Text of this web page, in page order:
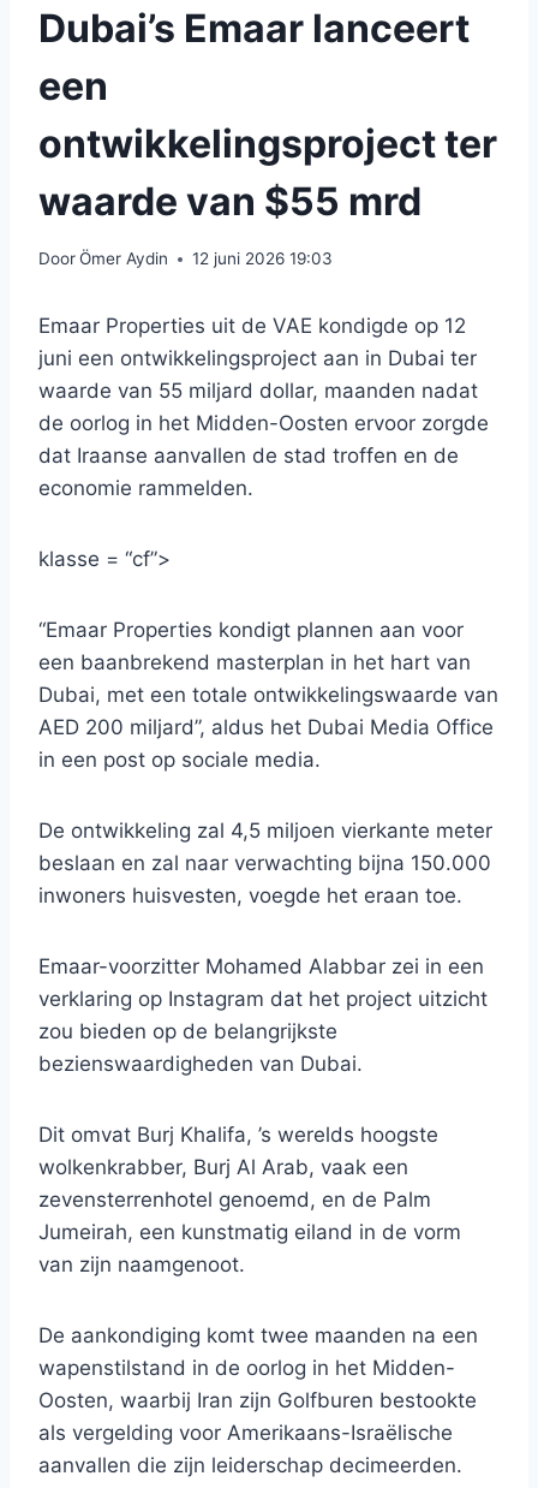
Dubai’s Emaar lanceert
een
ontwikkelingsproject ter
waarde van $55 mrd
DoorÖmer Aydin 12 juni 2026 19:03
Emaar Properties uit de VAE kondigde op 12
juni een ontwikkelingsproject aan in Dubai ter
waarde van 55 miljard dollar, maanden nadat
de oorlog in het Midden-Oosten ervoor zorgde
dat Iraanse aanvallen de stad troffen en de
economie rammelden.
klasse = “cf”>
“Emaar Properties kondigt plannen aan voor
een baanbrekend masterplan in het hart van
Dubai, met een totale ontwikkelingswaarde van
AED 200 miljard”, aldus het Dubai Media Office
in een post op sociale media.
De ontwikkeling zal 4,5 miljoen vierkante meter
beslaan en zal naar verwachting bijna 150.000
inwoners huisvesten, voegde het eraan toe.
Emaar-voorzitter Mohamed Alabbar zei in een
verklaring op Instagram dat het project uitzicht
zou bieden op de belangrijkste
bezienswaardigheden van Dubai.
Dit omvat Burj Khalifa, ’s werelds hoogste
wolkenkrabber, Burj Al Arab, vaak een
zevensterrenhotel genoemd, en de Palm
Jumeirah, een kunstmatig eiland in de vorm
van zijn naamgenoot.
De aankondiging komt twee maanden na een
wapenstilstand in de oorlog in het Midden-
Oosten, waarbij Iran zijn Golfburen bestookte
als vergelding voor Amerikaans-Israëlische
aanvallen die zijn leiderschap decimeerden.